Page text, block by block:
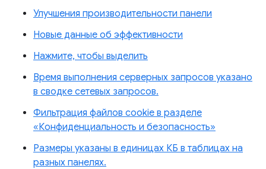
Улучшения производительности панели
Новые данные об эффективности
Нажмите, чтобы выделить
Время выполнения серверных запросов указано
в сводке сетевых запросов.
Фильтрация файлов cookie в разделе
«Конфиденциальность и безопасность»
Размеры указаны в единицах КБ в таблицах на
разных панелях.